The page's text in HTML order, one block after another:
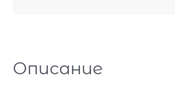
Описание